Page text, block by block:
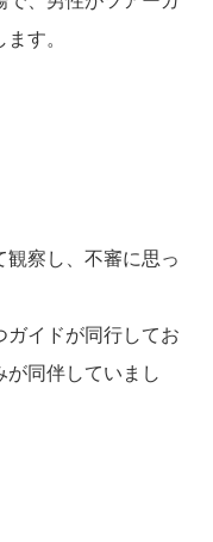
す。
観察し、不審に思っ
ガイドが同行してお
が同伴していまし